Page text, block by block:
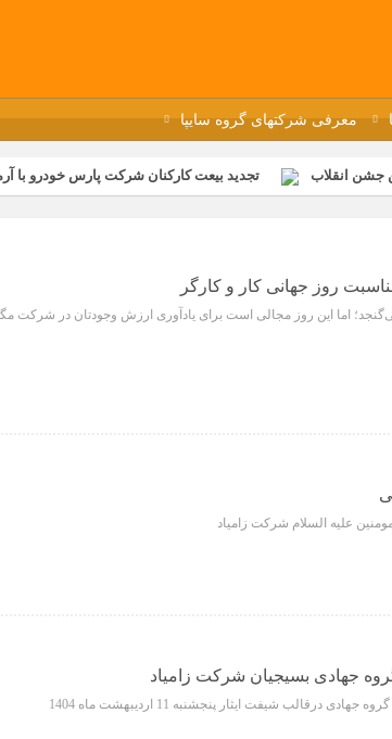
معرفی شرکتهای گروه سایپا
جشن انقلاب تجدید بیعت کارکنان شرکت پارس خودرو با
فاطمیه مگاموتور تیم شهدای مگاموتور در بزرگترینروز جهانی کار و کارگر
اما این روز مجالی است برای یادآوری ارزش وجودتان در شرکت
جهادی بسیجیان شرکت زامیاد
درقالب شیفت ایثار پنجشنبه 11 اردیبهشت ماه 1404